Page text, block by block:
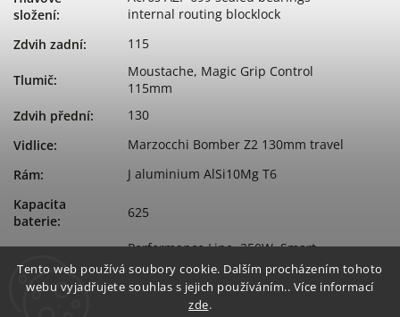
Tento web používá soubory cookie. Dalším procházením tohoto
webu vyjadřujete souhlas s jejich používáním.. Více informací
zde.
složení:
internal routing blocklock
Zdvih zadní: 115
Tlumič:
Moustache, Magic Grip Control
115mm
Zdvih přední:
130
Vidlice:
Marzocchi Bomber Z2 130mm travel
Rám:
J aluminium AlSi10Mg T6
Kapacita
baterie:
625
Performance Line, 250W, Smart
System, 75Nm
Značka